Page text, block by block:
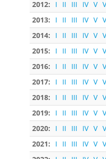
2012: I II III IV V
2013:
I II III IV V
2014:
I II III IV V
2015:
I II III IV V
2016:
I II III IV V
2017:
I II III IV V
2018:
I II III IV V
2019:
I II III IV V
2020:
I II III IV V
2021:
I II III IV V